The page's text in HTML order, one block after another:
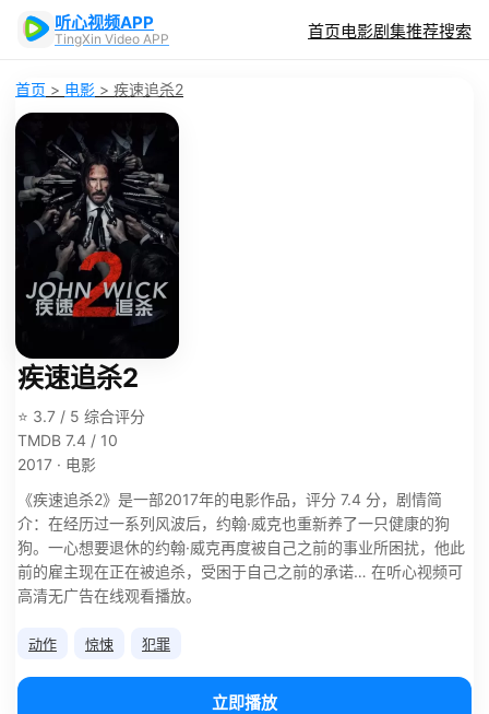
听心视频APP
TingXin Video APP 首页电影剧集推荐搜索
首页 > 电影 > 疾速追杀2
疾速追杀2
⭐ 3.7 / 5 综合评分
TMDB 7.4 / 10
2017 · 电影
《疾速追杀2》是一部2017年的电影作品，评分 7.4 分，剧情简
介：在经历过一系列风波后，约翰·威克也重新养了一只健康的狗
狗。一心想要退休的约翰·威克再度被自己之前的事业所困扰，他此
前的雇主现在正在被追杀，受困于自己之前的承诺… 在听心视频可
高清无广告在线观看播放。
动作 惊悚 犯罪
立即播放